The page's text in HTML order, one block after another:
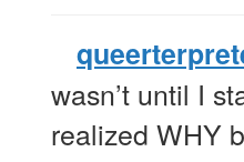
wasn’t until I
realized WHY